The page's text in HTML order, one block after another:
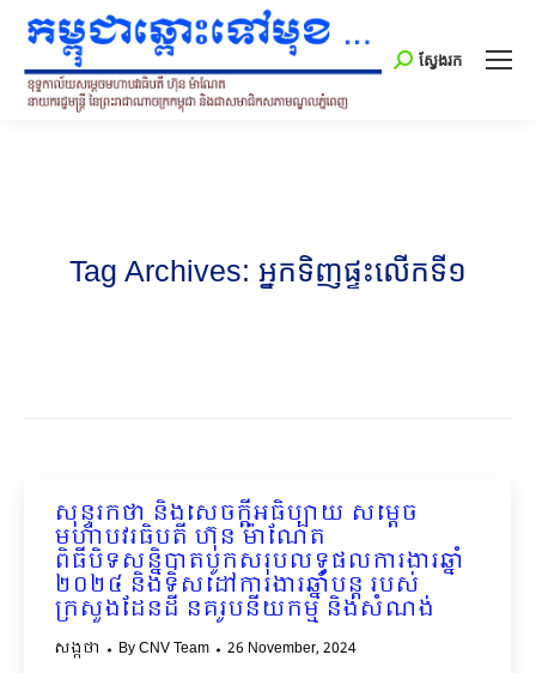
Search:
ស្វែងរក
Tag Archives: អ្នកទិញផ្ទះលើកទី១
សុន្ទរកថា និងសេចក្ដីអធិប្បាយ សម្ដេច
មហាបវរធិបតី ហ៊ុន ម៉ាណែត
ពិធីបិទសន្និបាតបូកសរុបលទ្ធផលការងារឆ្នាំ
២០២៤ និងទិសដៅការងារឆ្នាំបន្ត របស់
ក្រសួងដែនដី នគរូបនីយកម្ម និងសំណង់
សង្កថា ByCNV Team 26 November, 2024